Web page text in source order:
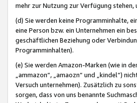
mehr zur Nutzung zur Verfügung
(d) Sie werden keine Programminhalte,
eine Person bzw. ein Unternehmen ein
geschäftlichen Beziehung oder
Programminhalten).
(e) Sie werden Amazon-Marken (wie in
„ammazon“, „amaozn“ und „kindel“)
Versuch unternehmen). Zusätzlich zu
sorgen, dass von uns benannte